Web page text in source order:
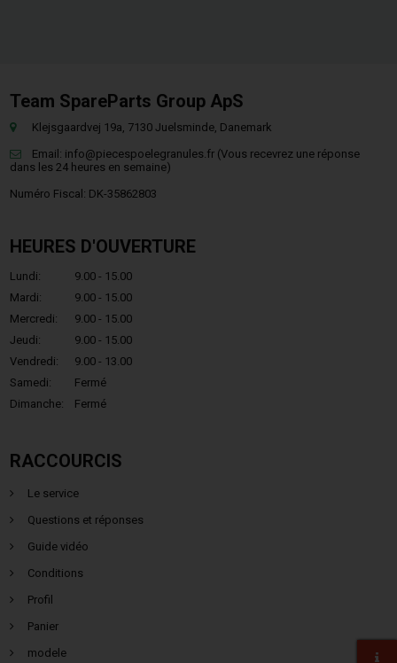
Team SpareParts Group ApS
Klejsgaardvej 19a, 7130 Juelsminde, Danemark
Email: info@piecespoelegranules.fr (Vous recevrez une réponse
dans les 24 heures en semaine)
Numéro Fiscal: DK-35862803
HEURES D'OUVERTURE
Lundi:
9.00 - 15.00
Mardi:
9.00 - 15.00
Mercredi:
9.00 - 15.00
Jeudi:
9.00 - 15.00
Vendredi:
9.00 - 13.00
Samedi:
Fermé
Dimanche:
Fermé
RACCOURCIS
Le service
Questions et réponses
Guide vidéo
Conditions
Profil
Panier
modele